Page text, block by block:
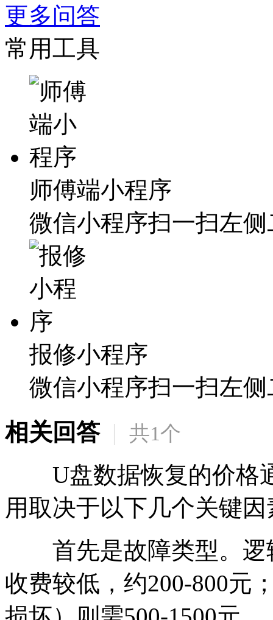
更多问答
常用工具
师傅端小程序
微信小程序扫一扫左
报修小程序
微信小程序扫一扫左
相关回答 | 共1个
U盘数据恢复的价格通
用取决于以下几个关键因
首先是故障类型。逻
收费较低，约200-800元